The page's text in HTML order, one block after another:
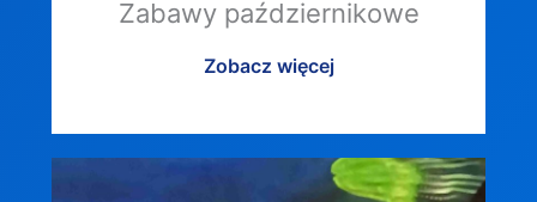
Zabawy październikowe
Zobacz więcej